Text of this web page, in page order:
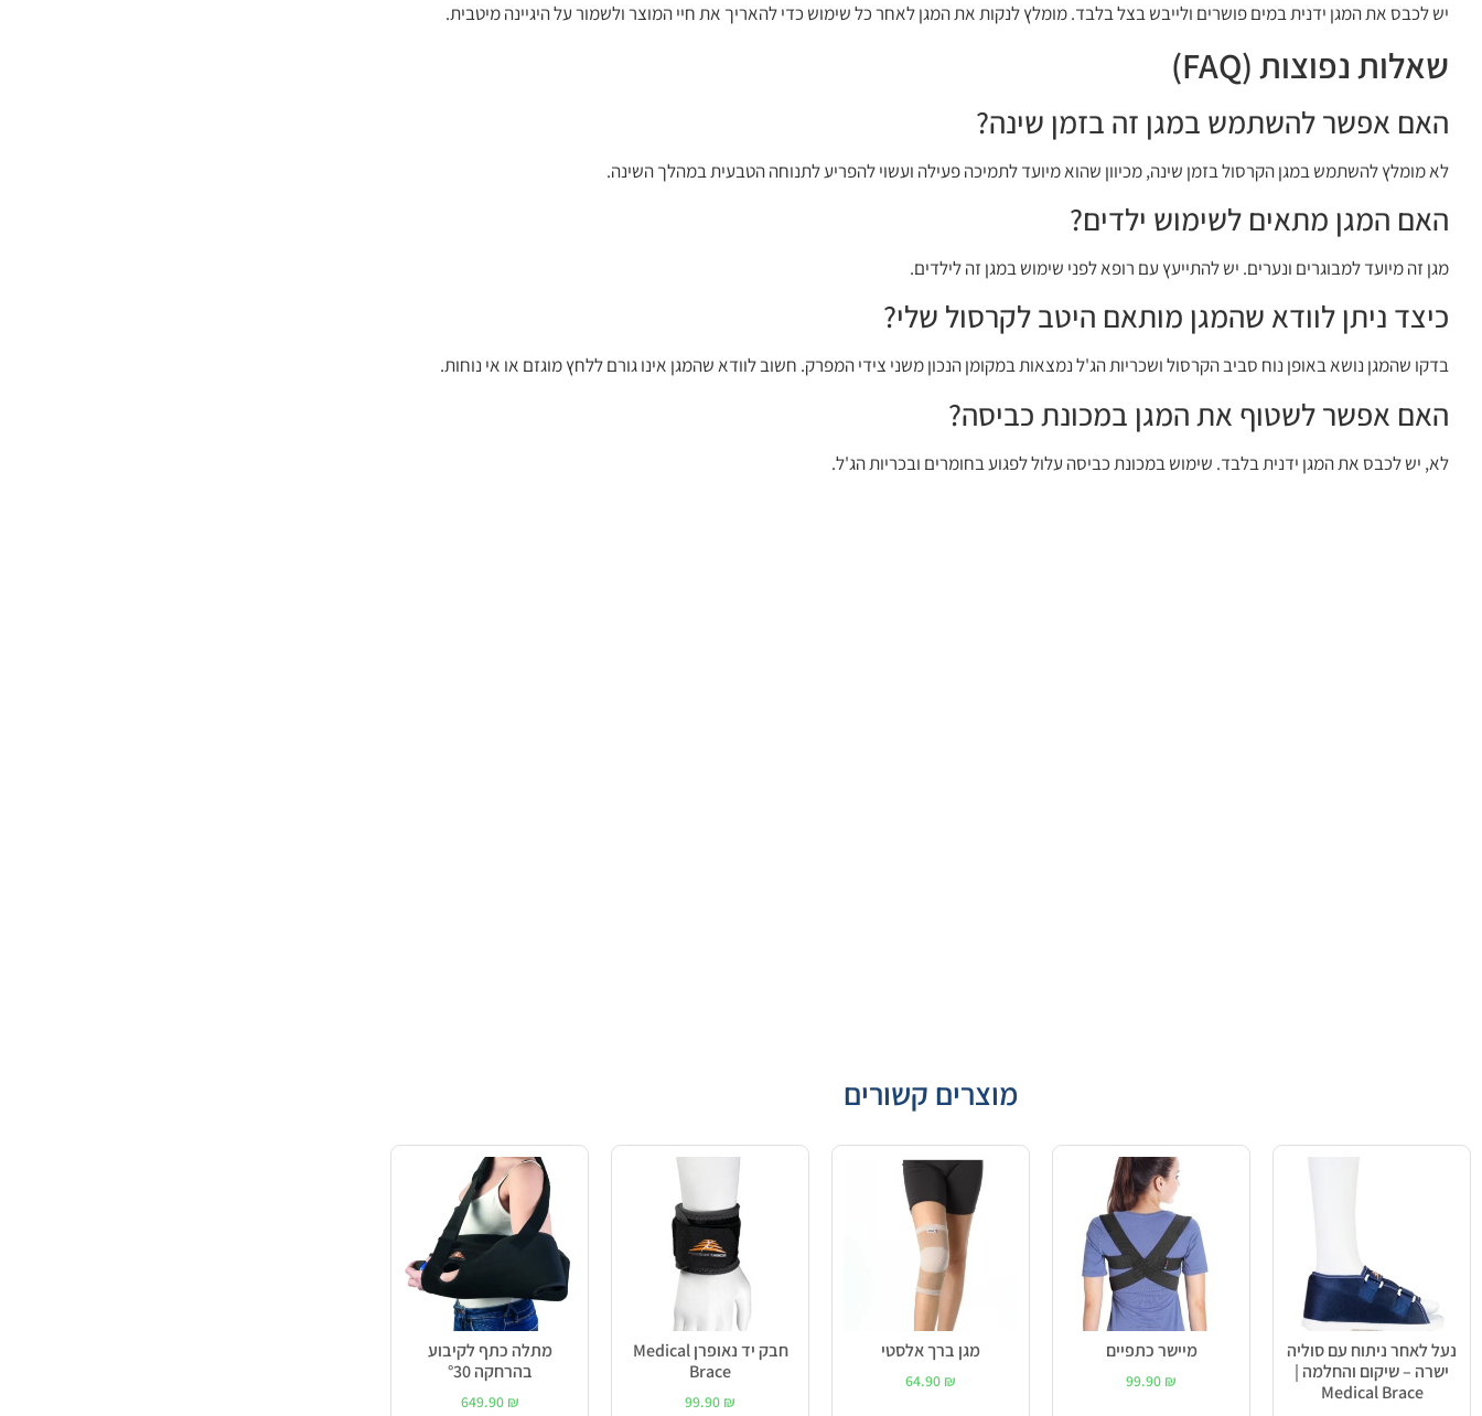
יש לכבס את המגן ידנית במים פושרים ולייבש בצל בלבד. מומלץ לנקות את המגן לאחר כל שימוש כדי להאריך את חיי המוצר ולשמור על היגיינה מיטבית.
שאלות נפוצות (FAQ)
האם אפשר להשתמש במגן זה בזמן שינה?
לא מומלץ להשתמש במגן הקרסול בזמן שינה, מכיוון שהוא מיועד לתמיכה פעילה ועשוי להפריע לתנוחה הטבעית במהלך השינה.
האם המגן מתאים לשימוש ילדים?
מגן זה מיועד למבוגרים ונערים. יש להתייעץ עם רופא לפני שימוש במגן זה לילדים.
כיצד ניתן לוודא שהמגן מותאם היטב לקרסול שלי?
בדקו שהמגן נושא באופן נוח סביב הקרסול ושכריות הג'ל נמצאות במקומן הנכון משני צידי המפרק. חשוב לוודא שהמגן אינו גורם ללחץ מוגזם או אי נוחות.
האם אפשר לשטוף את המגן במכונת כביסה?
לא, יש לכבס את המגן ידנית בלבד. שימוש במכונת כביסה עלול לפגוע בחומרים ובכריות הג'ל.
מוצרים קשורים
נעל לאחר ניתוח עם סוליה
ישרה – שיקום והחלמה |
Medical Brace
מיישר כתפיים
99.90 ₪
מגן ברך אלסטי
64.90 ₪
חבק יד נאופרן Medical
Brace
99.90 ₪
מתלה כתף לקיבוע
בהרחקה °30
649.90 ₪